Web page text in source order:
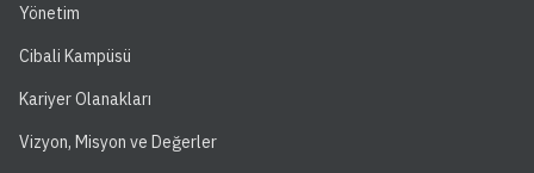
Yönetim
Cibali Kampüsü
Kariyer Olanakları
Vizyon, Misyon ve Değerler